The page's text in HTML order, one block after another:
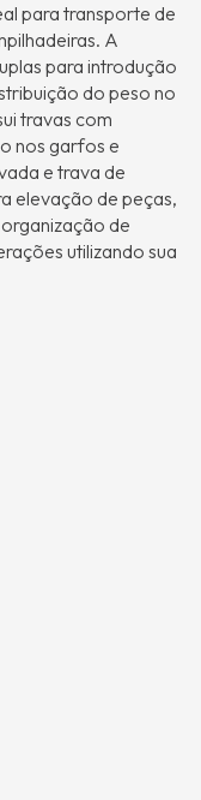
para transporte de
A
para introdução
do peso no
travas com
nos garfos e
e trava de
elevação de peças,
de
utilizando sua